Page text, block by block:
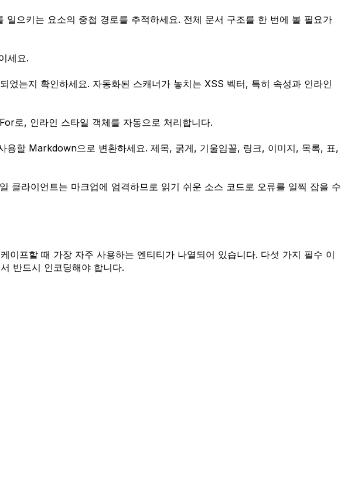
일으키는 요소의 중첩 경로를 추적하세요. 전체 문서 구조를 한 번에 볼 필요가
세요.
는지 확인하세요. 자동화된 스캐너가 놓치는 XSS 벡터, 특히 속성과 인라인
로, 인라인 스타일 객체를 자동으로 처리합니다.
할 Markdown으로 변환하세요. 제목, 굵게, 기울임꼴, 링크, 이미지, 목록, 표,
클라이언트는 마크업에 엄격하므로 읽기 쉬운 소스 코드로 오류를 일찍 잡을 수
프할 때 가장 자주 사용하는 엔티티가 나열되어 있습니다. 다섯 가지 필수 이
반드시 인코딩해야 합니다.